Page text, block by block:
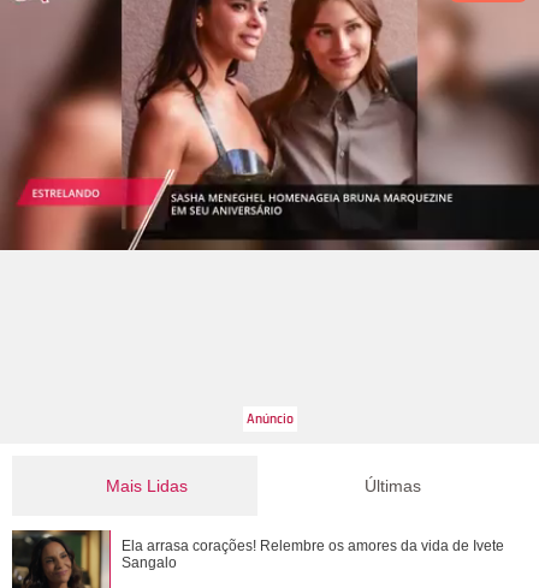
Mais Lidas
Confira filmes em que as cenas de sexo foram reais
Últimas
Ela arrasa corações! Relembre os amores da vida de Ivete
Sangalo